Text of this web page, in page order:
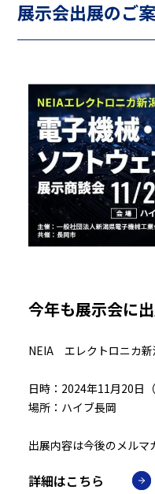
展示会出展のご
今年も展示会に
NEIA エレクトロニカ
日時：2024年11月20日
場所：ハイブ長岡
出展内容は今後のメルマ
詳細はこちら